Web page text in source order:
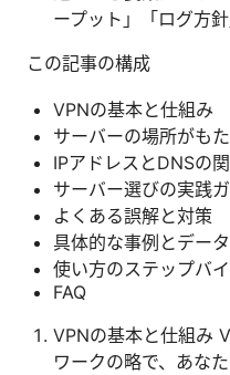
ープット」「ログ方
この記事の構成
VPNの基本と仕組み
サーバーの場所がも
IPアドレスとDNSの
サーバー選びの実践
よくある誤解と対策
具体的な事例とデータ
使い方のステップバ
FAQ
VPNの基本と仕組み
ワークの略で、あな